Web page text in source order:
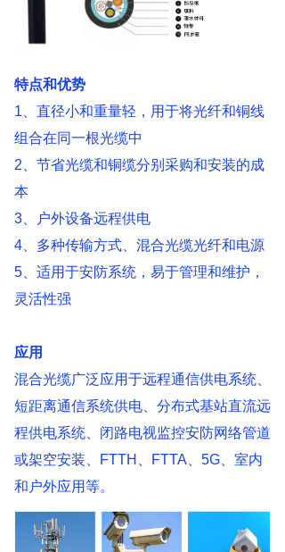
特点和优势
1、直径小和重量轻，用于将光纤和铜线
组合在同一根光缆中
2、节省光缆和铜缆分别采购和安装的成
本
3、户外设备远程供电
4、多种传输方式、混合光缆光纤和电源
5、适用于安防系统，易于管理和维护，
灵活性强
应用
混合光缆广泛应用于远程通信供电系统、
短距离通信系统供电、分布式基站直流远
程供电系统、闭路电视监控安防网络管道
或架空安装、FTTH、FTTA、5G、室内
和户外应用等。